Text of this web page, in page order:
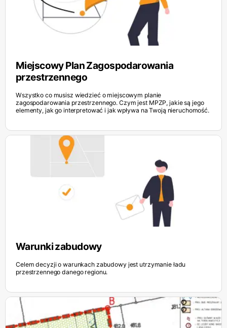
Miejscowy Plan Zagospodarowania
przestrzennego
Wszystko co musisz wiedzieć o miejscowym planie
zagospodarowania przestrzennego. Czym jest MPZP, jakie są jego
elementy, jak go interpretować i jak wpływa na Twoją nieruchomość.
Warunki zabudowy
Celem decyzji o warunkach zabudowy jest utrzymanie ładu
przestrzennego danego regionu.